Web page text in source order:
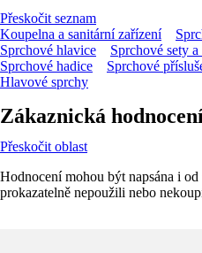
Přeskočit seznam
Koupelna a sanitární zařízení
Sprchové hlavice
Sprchové sety
Sprchové hadice
Sprchové
Hlavové sprchy
Zákaznická
Přeskočit oblast
Hodnocení mohou být napsána i
prokazatelně nepoužili nebo